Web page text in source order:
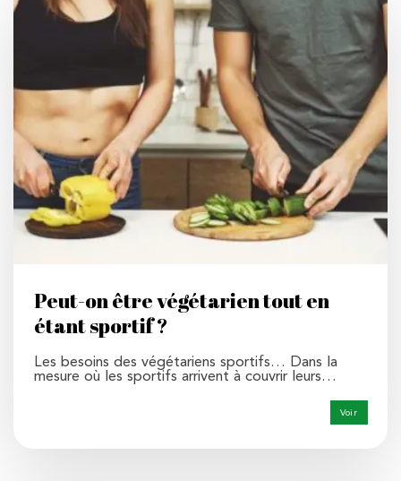
Peut-on être végétarien tout en
étant sportif ?
Les besoins des végétariens sportifs… Dans la
mesure où les sportifs arrivent à couvrir leurs…
Voir